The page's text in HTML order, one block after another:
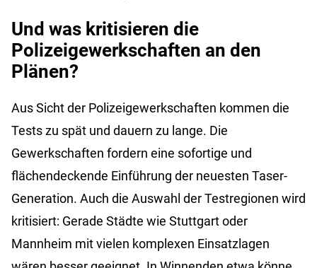
Und was kritisieren die
Polizeigewerkschaften an den
Plänen?
Aus Sicht der Polizeigewerkschaften kommen die
Tests zu spät und dauern zu lange. Die
Gewerkschaften fordern eine sofortige und
flächendeckende Einführung der neuesten Taser-
Generation. Auch die Auswahl der Testregionen wird
kritisiert: Gerade Städte wie Stuttgart oder
Mannheim mit vielen komplexen Einsatzlagen